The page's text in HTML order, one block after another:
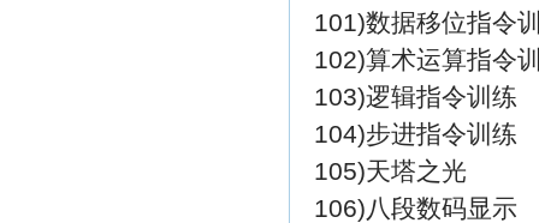
101)数据移位指令
102)算术运算指令
103)逻辑指令训练
104)步进指令训练
105)天塔之光
106)八段数码显示